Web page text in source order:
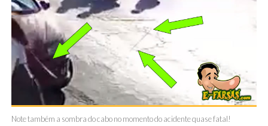
Note também a sombra do cabo no momento do acidente quase fatal!